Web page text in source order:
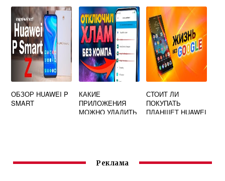
HUAWEI
HUAWEI
ОБЗОР HUAWEI P
SMART
КАКИЕ
ПРИЛОЖЕНИЯ
МОЖНО УДАЛИТЬ
СТОИТ ЛИ
ПОКУПАТЬ
ПЛАНШЕТ HUAWEI
Реклама